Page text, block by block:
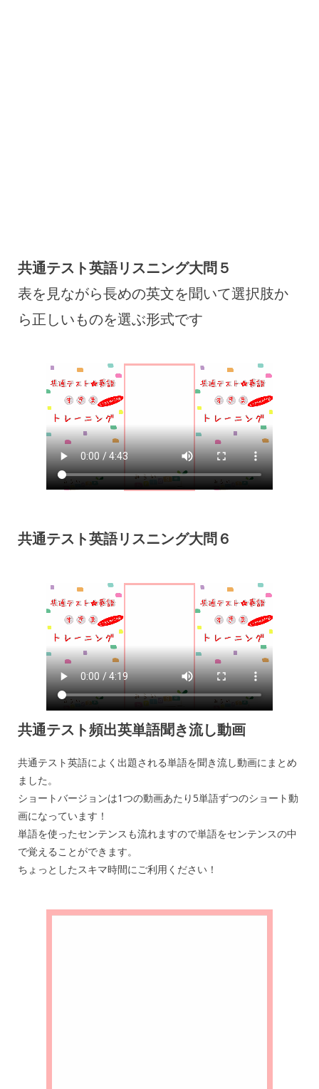
共通テスト英語リスニング大問５
表を見ながら長めの英文を聞いて選択肢か
ら正しいものを選ぶ形式です
共通テスト英語リスニング大問６
共通テスト頻出英単語聞き流し動画
共通テスト英語によく出題される単語を聞き流し動画にまとめ
ました。
ショートバージョンは1つの動画あたり5単語ずつのショート動
画になっています！
単語を使ったセンテンスも流れますので単語をセンテンスの中
で覚えることができます。
ちょっとしたスキマ時間にご利用ください！